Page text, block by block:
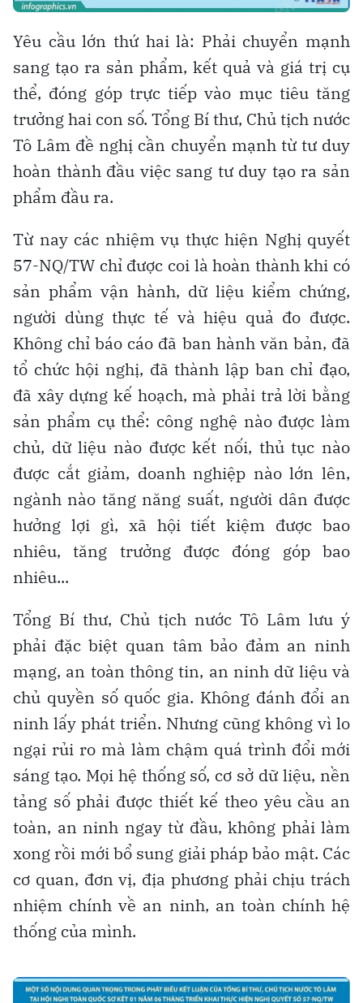
Yêu cầu lớn thứ hai là: Phải chuyển mạnh
sang tạo ra sản phẩm, kết quả và giá trị cụ
thể, đóng góp trực tiếp vào mục tiêu tăng
trưởng hai con số. Tổng Bí thư, Chủ tịch nước
Tô Lâm đề nghị cần chuyển mạnh từ tư duy
hoàn thành đầu việc sang tư duy tạo ra sản
phẩm đầu ra.
Từ nay các nhiệm vụ thực hiện Nghị quyết
57-NQ/TW chỉ được coi là hoàn thành khi có
sản phẩm vận hành, dữ liệu kiểm chứng,
người dùng thực tế và hiệu quả đo được.
Không chỉ báo cáo đã ban hành văn bản, đã
tổ chức hội nghị, đã thành lập ban chỉ đạo,
đã xây dựng kế hoạch, mà phải trả lời bằng
sản phẩm cụ thể: công nghệ nào được làm
chủ, dữ liệu nào được kết nối, thủ tục nào
được cắt giảm, doanh nghiệp nào lớn lên,
ngành nào tăng năng suất, người dân được
hưởng lợi gì, xã hội tiết kiệm được bao
nhiêu, tăng trưởng được đóng góp bao
nhiêu...
Tổng Bí thư, Chủ tịch nước Tô Lâm lưu ý
phải đặc biệt quan tâm bảo đảm an ninh
mạng, an toàn thông tin, an ninh dữ liệu và
chủ quyền số quốc gia. Không đánh đổi an
ninh lấy phát triển. Nhưng cũng không vì lo
ngại rủi ro mà làm chậm quá trình đổi mới
sáng tạo. Mọi hệ thống số, cơ sở dữ liệu, nền
tảng số phải được thiết kế theo yêu cầu an
toàn, an ninh ngay từ đầu, không phải làm
xong rồi mới bổ sung giải pháp bảo mật. Các
cơ quan, đơn vị, địa phương phải chịu trách
nhiệm chính về an ninh, an toàn chính hệ
thống của mình.